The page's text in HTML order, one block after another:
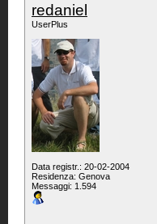
redaniel
UserPlus
Data registr.: 20-02-2004
Residenza: Genova
Messaggi: 1.594